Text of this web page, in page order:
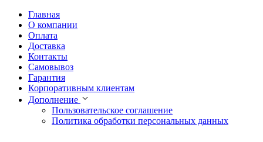
Главная
О компании
Оплата
Доставка
Контакты
Самовывоз
Гарантия
Корпоративным клиентам
Дополнение
Пользовательское соглашение
Политика обработки персональных данных